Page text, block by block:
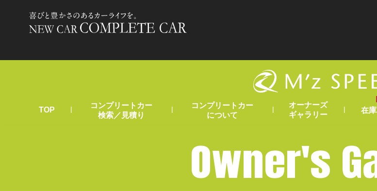
TOP |
コンプリートカー
検索／見積り
|
コンプリートカー
について
|
オーナーズ
ギャラリー
| 在
Owner's